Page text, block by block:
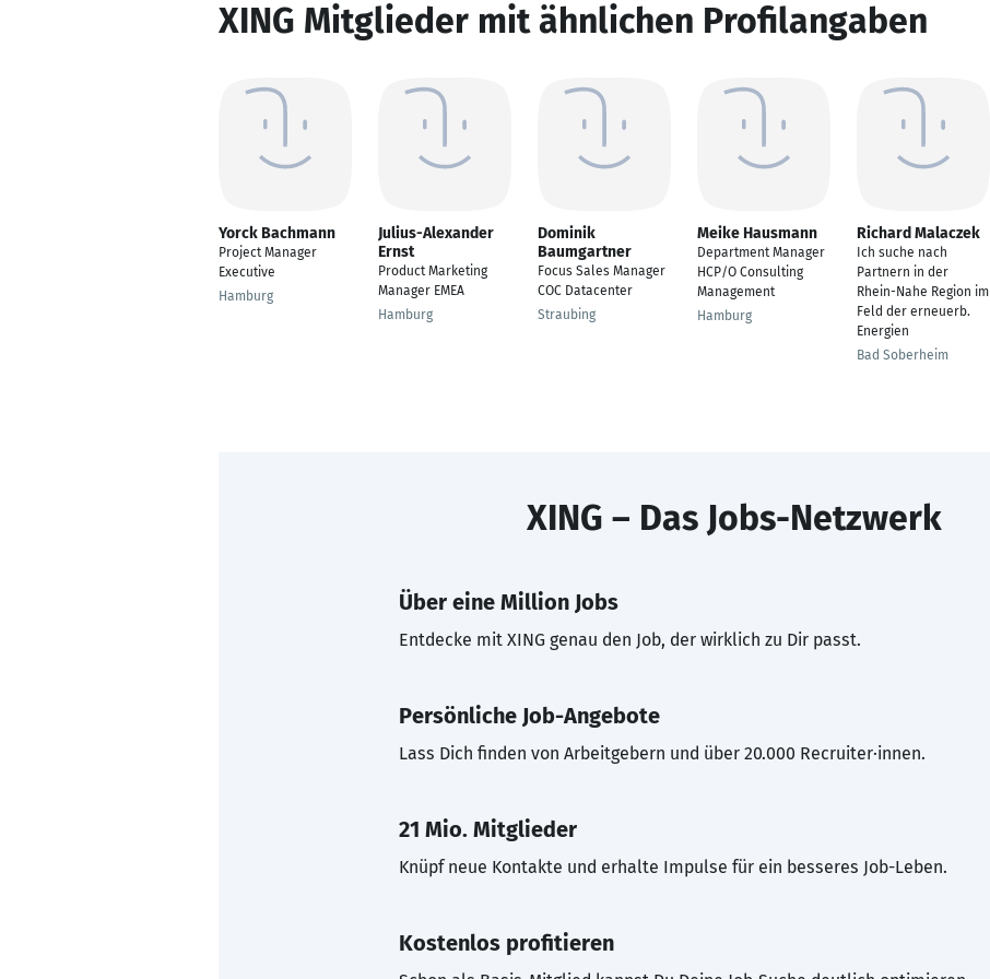
XING Mitglieder mit ähnlichen Profilangaben
Yorck Bachmann
Project Manager
Executive
Hamburg
Julius-Alexander
Ernst
Product Marketing
Manager EMEA
Hamburg
Dominik
Baumgartner
Focus Sales Manager
COC Datacenter
Straubing
Meike Hausmann
Department Manager
HCP/O Consulting
Management
Hamburg
Richard Malaczek
Ich suche nach
Partnern in der
Rhein-Nahe Region im
Feld der erneuerb.
Energien
Bad Soberheim
XING – Das Jobs-Netzwerk
Über eine Million Jobs
Entdecke mit XING genau den Job, der wirklich zu Dir passt.
Persönliche Job-Angebote
Lass Dich finden von Arbeitgebern und über 20.000 Recruiter·innen.
21 Mio. Mitglieder
Knüpf neue Kontakte und erhalte Impulse für ein besseres Job-Leben.
Kostenlos profitieren